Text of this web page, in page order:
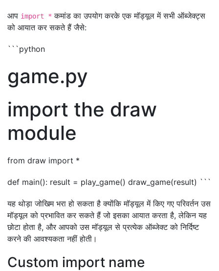
आप import * कमांड का उपयोग करके एक मॉड्यूल में सभी ऑब्जेक्ट्स
को आयात कर सकते हैं जैसे:
```python
game.py
import the draw
module
from draw import *
def main(): result = play_game() draw_game(result) ```
यह थोड़ा जोखिम भरा हो सकता है क्योंकि मॉड्यूल में किए गए परिवर्तन उस
मॉड्यूल को प्रभावित कर सकते हैं जो इसका आयात करता है, लेकिन यह
छोटा होता है, और आपको उस मॉड्यूल से प्रत्येक ऑब्जेक्ट को निर्दिष्ट
करने की आवश्यकता नहीं होती।
Custom import name